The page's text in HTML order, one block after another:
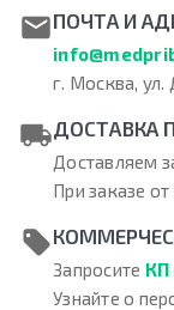
ПОЧТА И
г. Москва, ул.
ДОСТАВКА
Доставляем
При заказе
Запросите КП
Узнайте о